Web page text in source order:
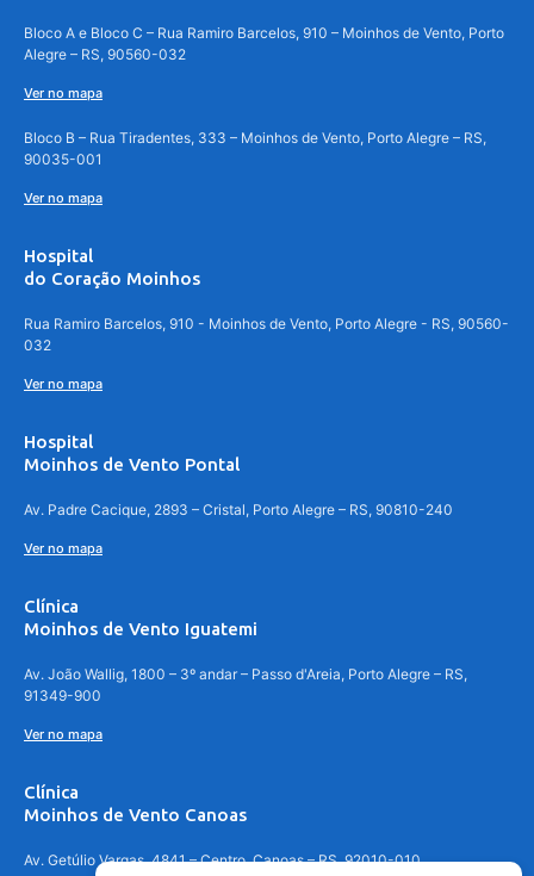
Bloco A e Bloco C – Rua Ramiro Barcelos, 910 – Moinhos de Vento, Porto
Alegre – RS, 90560-032
Ver no mapa
Bloco B – Rua Tiradentes, 333 – Moinhos de Vento, Porto Alegre – RS,
90035-001
Ver no mapa
Hospital
do Coração Moinhos
Rua Ramiro Barcelos, 910 - Moinhos de Vento, Porto Alegre - RS, 90560-
032
Ver no mapa
Hospital
Moinhos de Vento Pontal
Av. Padre Cacique, 2893 – Cristal, Porto Alegre – RS, 90810-240
Ver no mapa
Clínica
Moinhos de Vento Iguatemi
Av. João Wallig, 1800 – 3º andar – Passo d'Areia, Porto Alegre – RS,
91349-900
Ver no mapa
Clínica
Moinhos de Vento Canoas
Av. Getúlio Vargas, 4841 – Centro, Canoas – RS, 92010-010